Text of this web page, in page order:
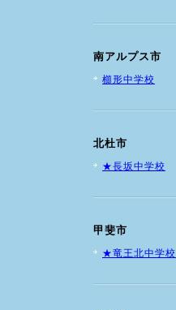
南アルプス市
櫛形中学校
北杜市
★長坂中学校
甲斐市
★竜王北中学校